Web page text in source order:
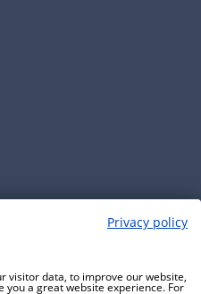
Privacy policy
visitor data, to improve our website,
you a great website experience. For